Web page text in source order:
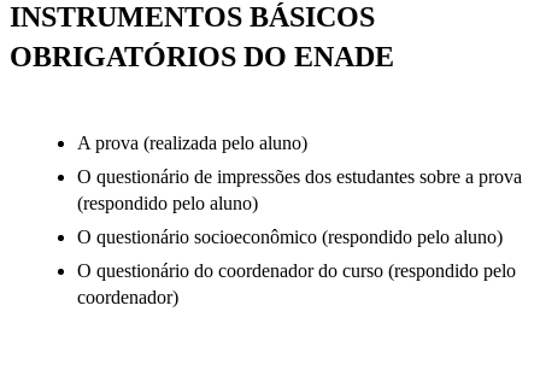
INSTRUMENTOS BÁSICOS
OBRIGATÓRIOS DO ENADE
A prova (realizada pelo aluno)
O questionário de impressões dos estudantes sobre a prova
(respondido pelo aluno)
O questionário socioeconômico (respondido pelo aluno)
O questionário do coordenador do curso (respondido pelo
coordenador)